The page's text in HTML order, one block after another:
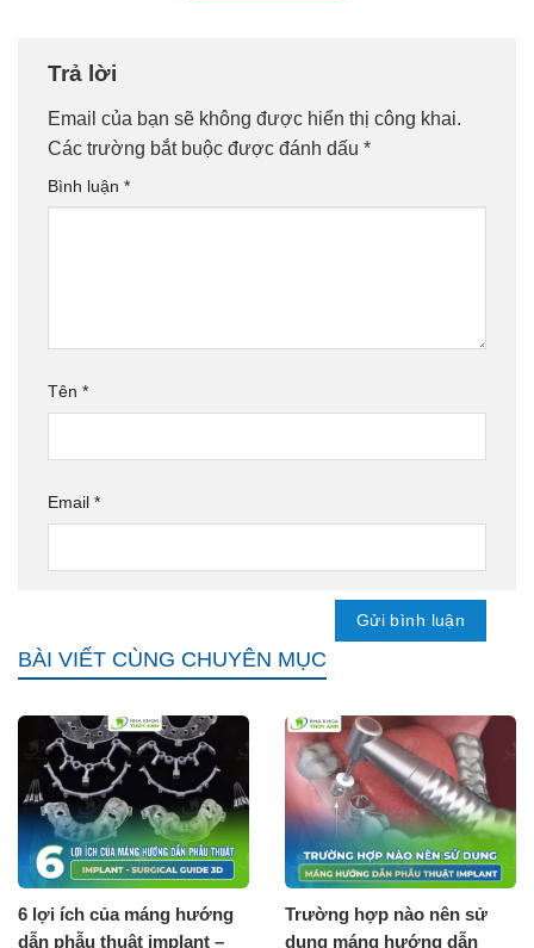
Trả lời
Email của bạn sẽ không được hiển thị công khai.
Các trường bắt buộc được đánh dấu *
Bình luận *
Tên *
Email *
BÀI VIẾT CÙNG CHUYÊN MỤC
6 lợi ích của máng hướng
dẫn phẫu thuật implant –
Trường hợp nào nên sử
dụng máng hướng dẫn